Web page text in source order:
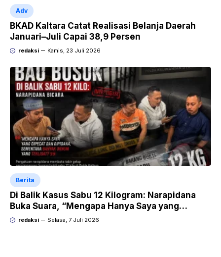
Adv
BKAD Kaltara Catat Realisasi Belanja Daerah
Januari–Juli Capai 38,9 Persen
redaksi Kamis, 23 Juli 2026
Berita
Di Balik Kasus Sabu 12 Kilogram: Narapidana
Buka Suara, “Mengapa Hanya Saya yang
Dipecat dan Dipidana?
redaksi Selasa, 7 Juli 2026